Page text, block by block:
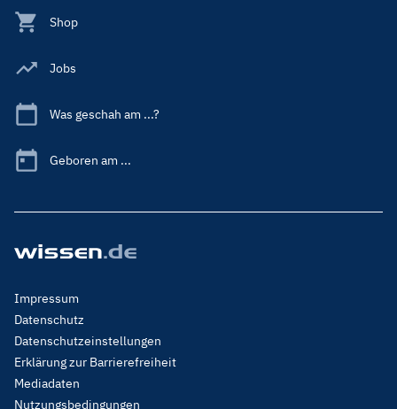
Shop
Jobs
Was geschah am ...?
Geboren am ...
Footer
Menu
Legal
Impressum
Datenschutz
Datenschutzeinstellungen
Erklärung zur Barrierefreiheit
Mediadaten
Nutzungsbedingungen